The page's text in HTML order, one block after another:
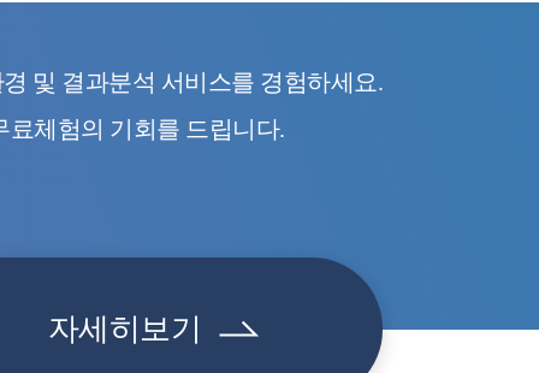
및 결과분석 서비스를 경험하세요.
체험의 기회를 드립니다.
자세히보기